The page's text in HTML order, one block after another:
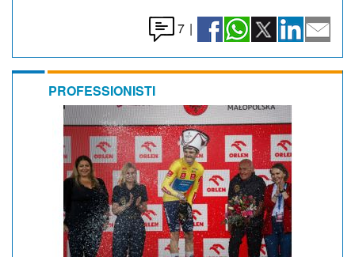
7 |
PROFESSIONISTI